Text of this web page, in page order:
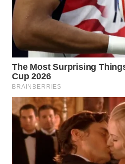
PERSONA
WAHANA
OTOMOTIF
WAHANA
WAHANA
DESA
WISATA